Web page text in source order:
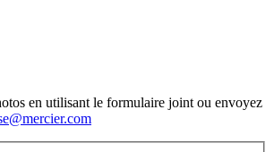
en utilisant le formulaire joint ou envoyez